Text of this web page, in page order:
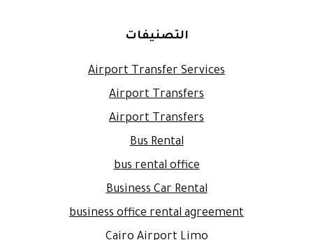
التصنيفات
Airport Transfer Services
Airport Transfers
Airport Transfers
Bus Rental
bus rental office
Business Car Rental
business office rental agreement
Cairo Airport Limo